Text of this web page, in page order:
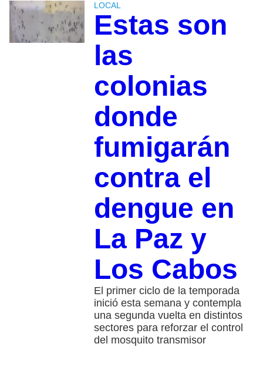
LOCAL
Estas son
las
colonias
donde
fumigarán
contra el
dengue en
La Paz y
Los Cabos
El primer ciclo de la temporada
inició esta semana y contempla
una segunda vuelta en distintos
sectores para reforzar el control
del mosquito transmisor